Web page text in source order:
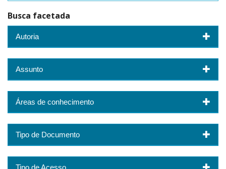
Busca facetada
Autoria
Assunto
Áreas de conhecimento
Tipo de Documento
Tipo de Acesso